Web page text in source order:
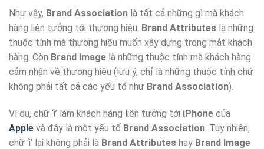
Như vậy, Brand Association là tất cả những gì mà khách
hàng liên tưởng tới thương hiệu. Brand Attributes là những
thuộc tính mà thương hiệu muốn xây dựng trong mắt khách
hàng. Còn Brand Image là những thuộc tính mà khách hàng
cảm nhận về thương hiệu (lưu ý, chỉ là những thuộc tính chứ
không phải tất cả các yếu tố như Brand Association).
Ví dụ, chữ ‘i’ làm khách hàng liên tưởng tới iPhone của
Apple và đây là một yếu tố Brand Association . Tuy nhiên,
chữ ‘i’ lại không phải là Brand Attributes hay Brand Image